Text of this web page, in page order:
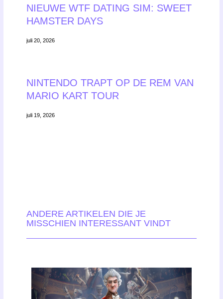
NIEUWE WTF DATING SIM: SWEET
HAMSTER DAYS
juli 20, 2026
NINTENDO TRAPT OP DE REM VAN
MARIO KART TOUR
juli 19, 2026
ANDERE ARTIKELEN DIE JE
MISSCHIEN INTERESSANT VINDT